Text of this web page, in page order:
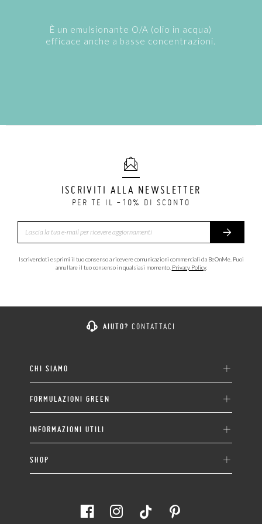
È un emulsionante O/A (olio in acqua)
efficace anche a basse concentrazioni.
ISCRIVITI ALLA NEWSLETTER
PER TE IL -10% DI SCONTO
Iscrivendoti esprimi il tuo consenso a ricevere comunicazioni commerciali da BeOnMe. Puoi
annullare il tuo consenso in qualsiasi momento. Privacy Policy.
AIUTO? CONTATTACI
CHI SIAMO
FORMULAZIONI GREEN
INFORMAZIONI UTILI
SHOP